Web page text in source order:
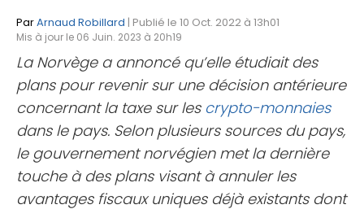
ParArnaud Robillard | Publié le 10 Oct. 2022 à 13h01
Mis à jour le 06 Juin. 2023 à 20h19
La Norvège a annoncé qu’elle étudiait des
plans pour revenir sur une décision antérieure
concernant la taxe sur les crypto-monnaies
dans le pays. Selon plusieurs sources du pays,
le gouvernement norvégien met la dernière
touche à des plans visant à annuler les
avantages fiscaux uniques déjà existants dont